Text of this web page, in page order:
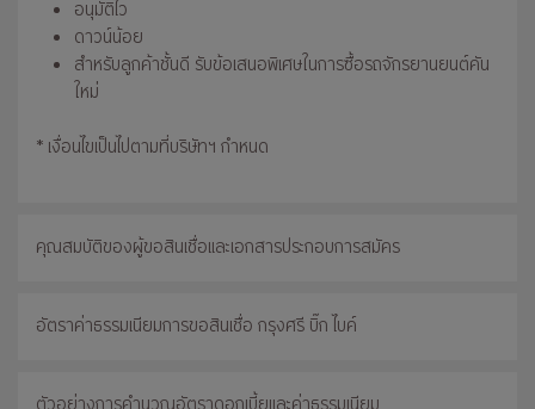
อนุมัติไว
ดาวน์น้อย
สำหรับลูกค้าชั้นดี รับข้อเสนอพิเศษในการซื้อรถจักรยานยนต์คัน
ใหม่
* เงื่อนไขเป็นไปตามที่บริษัทฯ กำหนด
คุณสมบัติของผู้ขอสินเชื่อและเอกสารประกอบการสมัคร
อัตราค่าธรรมเนียมการขอสินเชื่อ กรุงศรี บิ๊ก ไบค์